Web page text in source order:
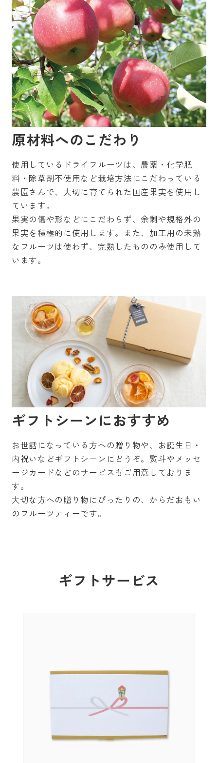
原材料へのこだわり
使用しているドライフルーツは、農薬・化学肥
料・除草剤不使用など栽培方法にこだわっている
農園さんで、大切に育てられた国産果実を使用し
ています。
果実の傷や形などにこだわらず、余剰や規格外の
果実を積極的に使用します。また、加工用の未熟
なフルーツは使わず、完熟したもののみ使用して
います。
ギフトシーンにおすすめ
お世話になっている方への贈り物や、お誕生日・
内祝いなどギフトシーンにどうぞ。熨斗やメッセ
ージカードなどのサービスもご用意しておりま
す。
大切な方への贈り物にぴったりの、からだおもい
のフルーツティーです。
ギフトサービス